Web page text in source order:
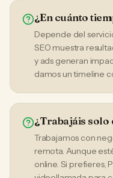
¿En cuánto
Depende del
SEO muestra
y ads generan
damos un timeline
¿Trabajáis solo
Trabajamos con
remota. Aunque
online. Si prefieres,